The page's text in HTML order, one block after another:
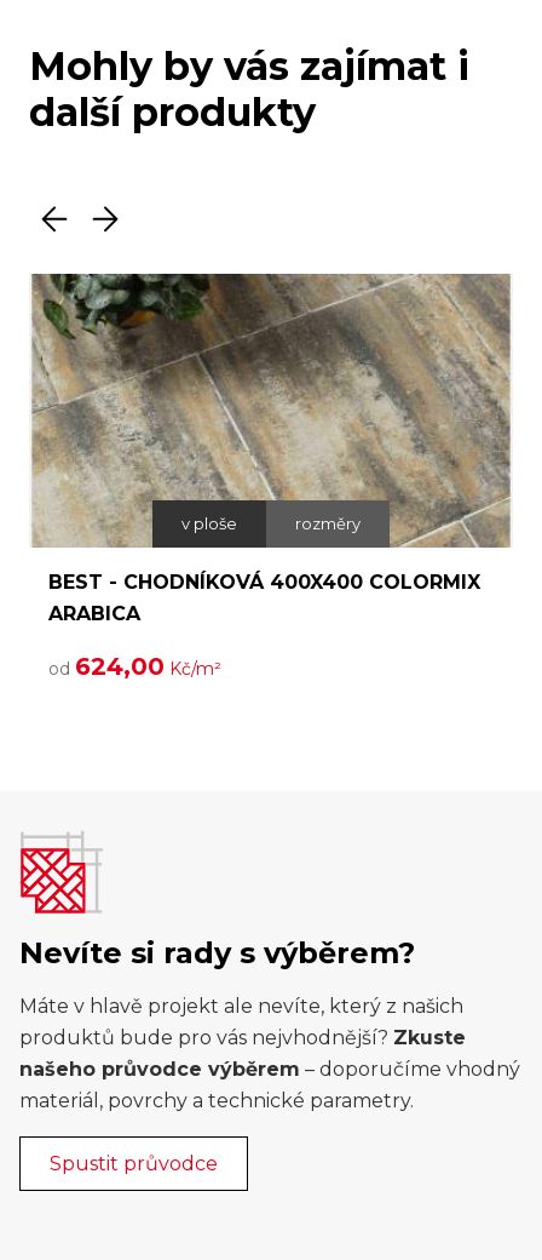
Mohly by vás zajímat i
další produkty
v ploše rozměry
BEST - CHODNÍKOVÁ 400X400 COLORMIX
ARABICA
od 624,00 Kč/m²
Nevíte si rady s výběrem?
Máte v hlavě projekt ale nevíte, který z našich
produktů bude pro vás nejvhodnější? Zkuste
našeho průvodce výběrem – doporučíme vhodný
materiál, povrchy a technické parametry.
Spustit průvodce